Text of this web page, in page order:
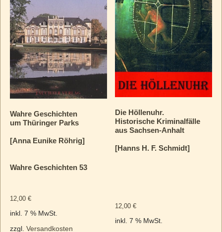
Wahre Geschichten
um Thüringer Parks
[Anna Eunike Röhrig]
Wahre Geschichten 53
12,00 €
inkl. 7 % MwSt.
zzgl. Versandkosten
Die Höllenuhr.
Historische Kriminalfälle
aus Sachsen-Anhalt
[Hanns H. F. Schmidt]
12,00€
inkl. 7 % MwSt.